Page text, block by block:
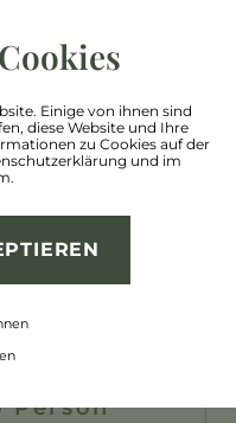
Person
Einige von ihnen sind
diese Website und Ihre
zu Cookies auf der
und im
.